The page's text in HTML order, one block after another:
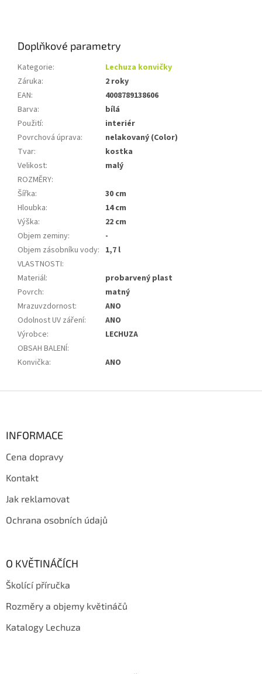
Doplňkové parametry
Kategorie:
Lechuza konvičky
Záruka:
2 roky
EAN:
4008789138606
Barva:
bílá
Použití:
interiér
Povrchová úprava:
nelakovaný (Color)
Tvar:
kostka
Velikost:
malý
ROZMĚRY:
Šířka:
30 cm
Hloubka:
14 cm
Výška:
22 cm
Objem zeminy:
-
Objem zásobníku vody: 1,7 l
VLASTNOSTI:
Materiál:
probarvený plast
Povrch:
matný
Mrazuvzdornost:
ANO
Odolnost UV záření:
ANO
Výrobce:
LECHUZA
OBSAH BALENÍ:
Konvička: ANO
INFORMACE
Cena dopravy
Kontakt
Jak reklamovat
Ochrana osobních údajů
O KVĚTINÁČÍCH
Školící příručka
Rozměry a objemy květináčů
Katalogy Lechuza